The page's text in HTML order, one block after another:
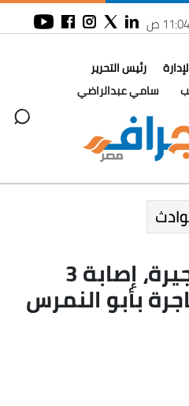
رئيس التحرير
سامي عبدالراضي
بسبب خلافات الجيرة، إصابة 3
بأبو النمرس